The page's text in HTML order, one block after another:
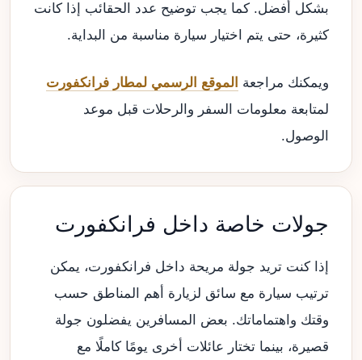
بشكل أفضل. كما يجب توضيح عدد الحقائب إذا كانت
كثيرة، حتى يتم اختيار سيارة مناسبة من البداية.
ويمكنك مراجعة الموقع الرسمي لمطار فرانكفورت
لمتابعة معلومات السفر والرحلات قبل موعد
الوصول.
جولات خاصة داخل فرانكفورت
إذا كنت تريد جولة مريحة داخل فرانكفورت، يمكن
ترتيب سيارة مع سائق لزيارة أهم المناطق حسب
وقتك واهتماماتك. بعض المسافرين يفضلون جولة
قصيرة، بينما تختار عائلات أخرى يومًا كاملًا مع